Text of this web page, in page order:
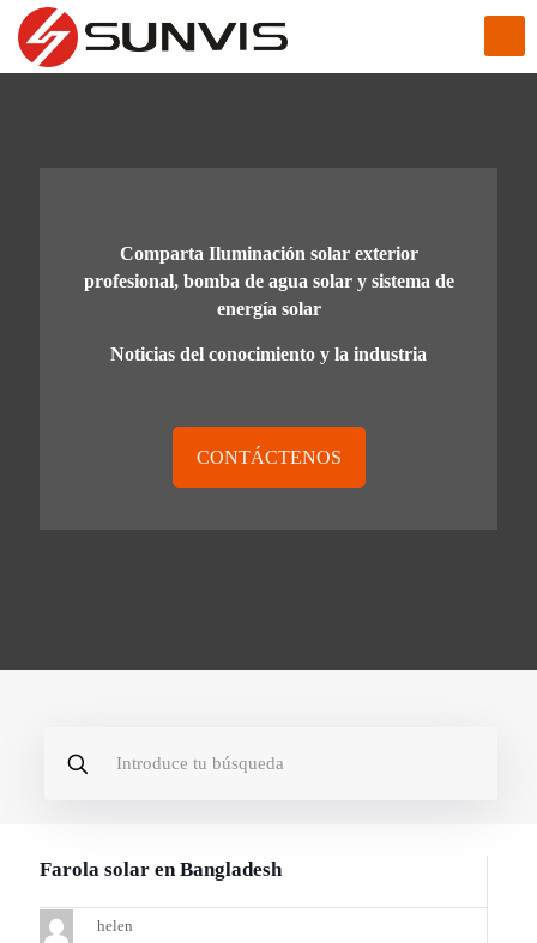
Comparta Iluminación solar exterior
profesional, bomba de agua solar y sistema de
energía solar
Noticias del conocimiento y la industria
CONTÁCTENOS
Farola solar en Bangladesh
helen